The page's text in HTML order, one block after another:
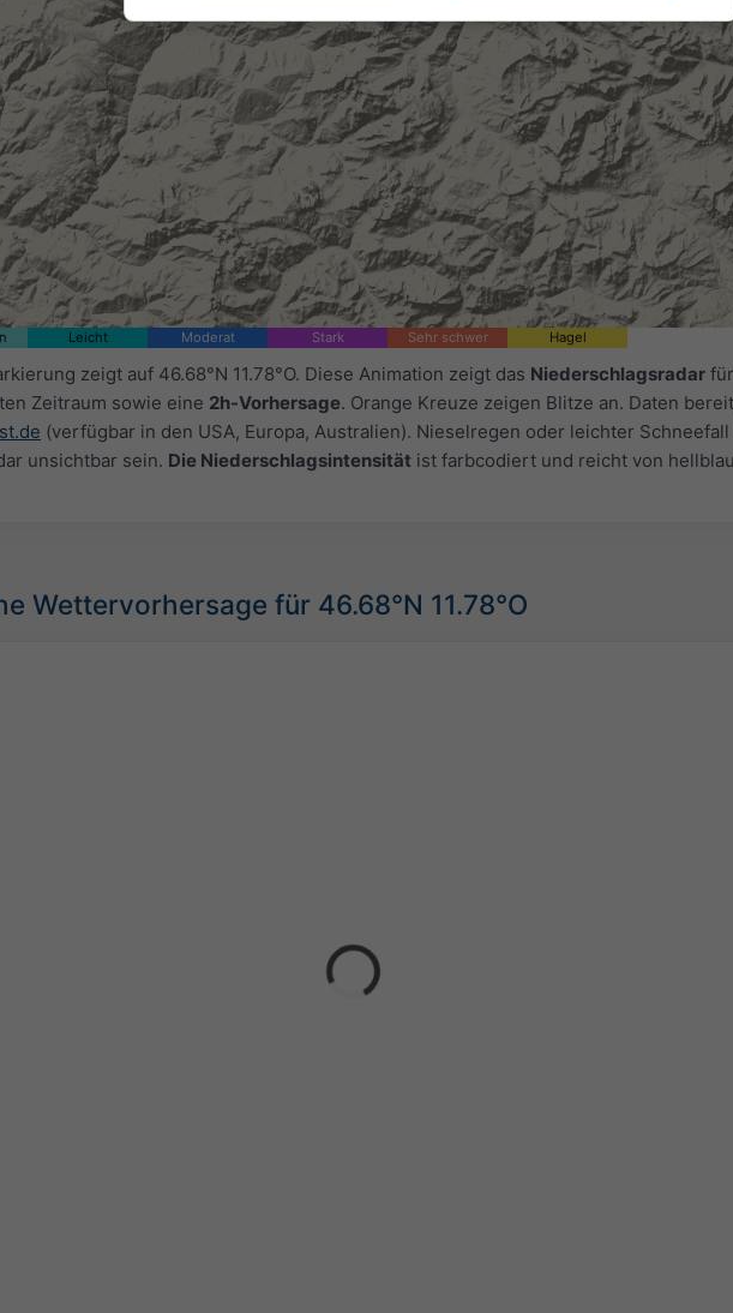
Leicht Moderat Stark Sehr schwer Hagel
zeigt auf 46.68°N 11.78°O. Diese Animation zeigt das Niederschlagsradar
Zeitraum sowie eine 2h-Vorhersage. Orange Kreuze zeigen Blitze an. Daten
(verfügbar in den USA, Europa, Australien). Nieselregen oder leichter
unsichtbar sein. Die Niederschlagsintensität ist farbcodiert und reicht von
Wettervorhersage für 46.68°N 11.78°O